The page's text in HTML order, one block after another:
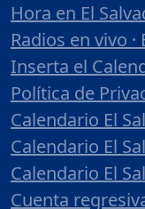
Hora en El
Radios en vivo ·
Inserta el
Política de
Calendario El
Calendario El
Calendario El
Cuenta